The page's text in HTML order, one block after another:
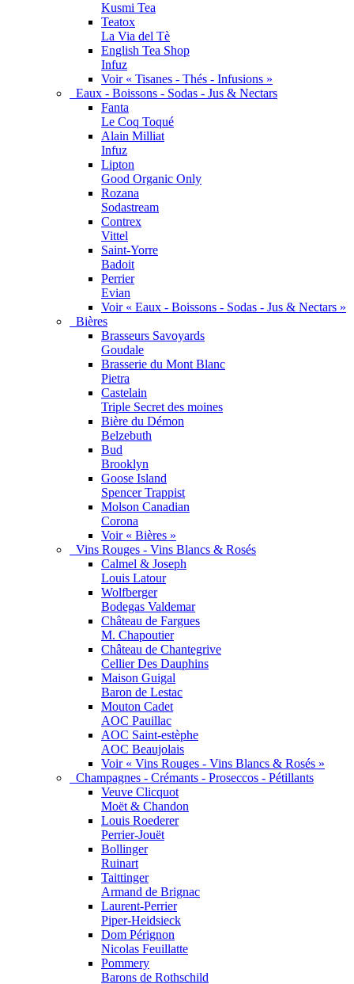
Kusmi Tea
Teatox
La Via del Tè
English Tea Shop
Infuz
Voir « Tisanes - Thés - Infusions »
Eaux - Boissons - Sodas - Jus & Nectars
Fanta
Le Coq Toqué
Alain Milliat
Infuz
Lipton
Good Organic Only
Rozana
Sodastream
Contrex
Vittel
Saint-Yorre
Badoit
Perrier
Evian
Voir « Eaux - Boissons - Sodas - Jus & Nectars »
Bières
Brasseurs Savoyards
Goudale
Brasserie du Mont Blanc
Pietra
Castelain
Triple Secret des moines
Bière du Démon
Belzebuth
Bud
Brooklyn
Goose Island
Spencer Trappist
Molson Canadian
Corona
Voir « Bières »
Vins Rouges - Vins Blancs & Rosés
Calmel & Joseph
Louis Latour
Wolfberger
Bodegas Valdemar
Château de Fargues
M. Chapoutier
Château de Chantegrive
Cellier Des Dauphins
Maison Guigal
Baron de Lestac
Mouton Cadet
AOC Pauillac
AOC Saint-estèphe
AOC Beaujolais
Voir « Vins Rouges - Vins Blancs & Rosés »
Champagnes - Crémants - Proseccos - Pétillants
Veuve Clicquot
Moët & Chandon
Louis Roederer
Perrier-Jouët
Bollinger
Ruinart
Taittinger
Armand de Brignac
Laurent-Perrier
Piper-Heidsieck
Dom Pérignon
Nicolas Feuillatte
Pommery
Barons de Rothschild